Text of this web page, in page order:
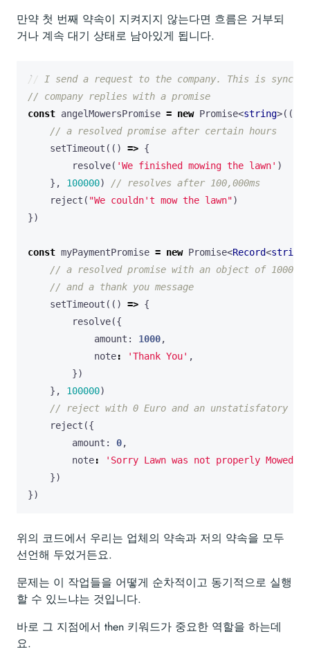
만약 첫 번째 약속이 지켜지지 않는다면 흐름은 거부되
거나 계속 대기 상태로 남아있게 됩니다.
const angelMowersPromise = new Promise<string>((
setTimeout (() => {
resolve( 'We finished mowing the lawn' )
},
100000)
reject ( "We couldn't mow the lawn")
})
const myPaymentPromise = new Promise<Record<string
setTimeout (() => {
resolve({
amount : 1000,
note: 'Thank You' ,
})
},
100000)
reject ({
amount : 0,
note: 'Sorry Lawn was not properly Mowed'
})
})
위의 코드에서 우리는 업체의 약속과 저의 약속을 모두
선언해 두었거든요.
문제는 이 작업들을 어떻게 순차적이고 동기적으로 실행
할 수 있느냐는 것입니다.
바로 그 지점에서 then 키워드가 중요한 역할을 하는데
요.